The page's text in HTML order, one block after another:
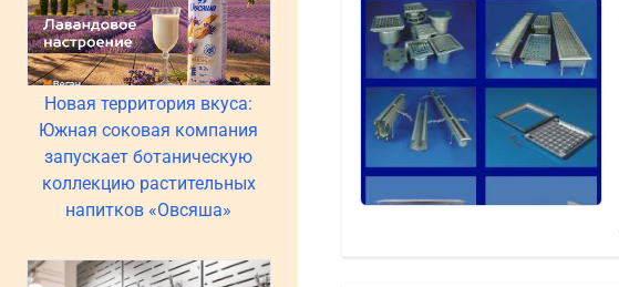
Новая территория вкуса:
Южная соковая компания
запускает ботаническую
коллекцию растительных
напитков «Овсяша»